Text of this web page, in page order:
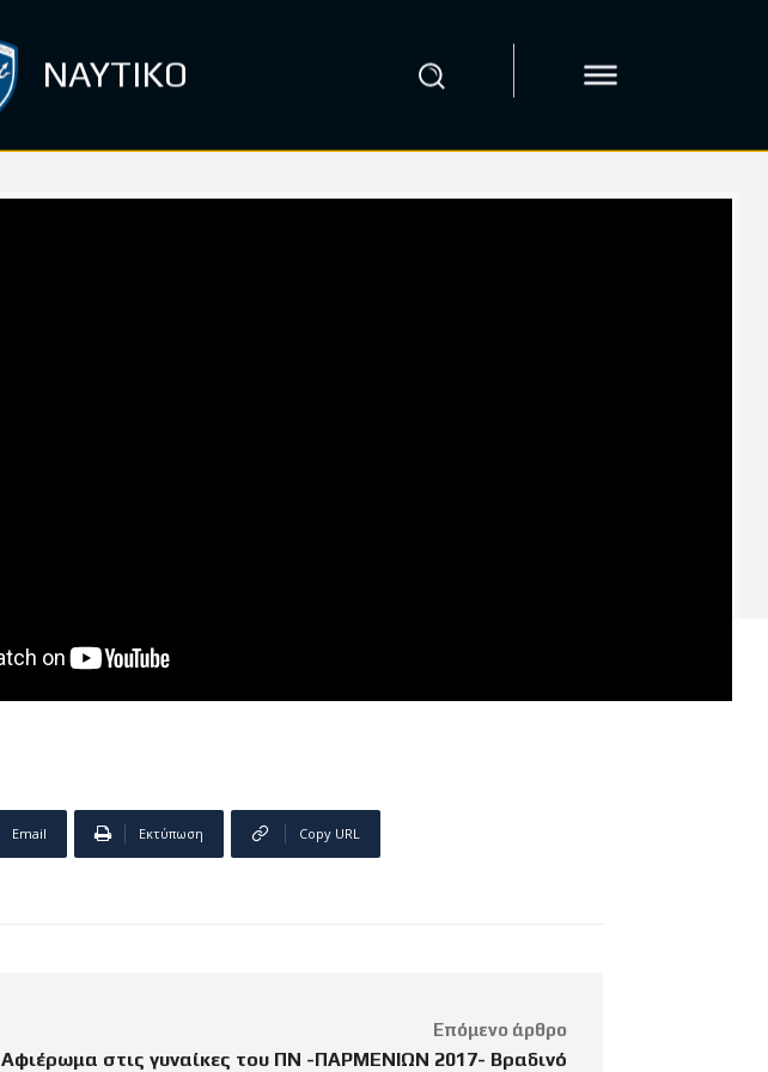
ΝΑΥΤΙΚΟ
Email Εκτύπωση Copy URL
Επόμενο άρθρο
Αφιέρωμα στις γυναίκες του ΠΝ -ΠΑΡΜΕΝΙΩΝ 2017- Βραδινό